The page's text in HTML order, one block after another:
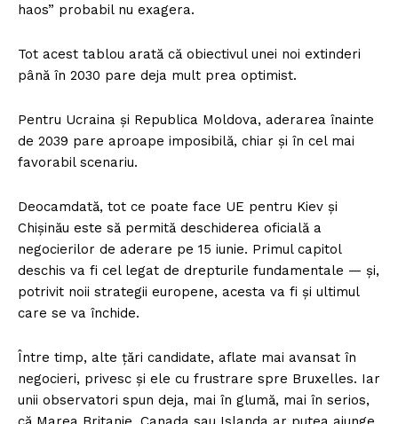
haos” probabil nu exagera.
Tot acest tablou arată că obiectivul unei noi extinderi
până în 2030 pare deja mult prea optimist.
Pentru Ucraina și Republica Moldova, aderarea înainte
de 2039 pare aproape imposibilă, chiar și în cel mai
favorabil scenariu.
Deocamdată, tot ce poate face UE pentru Kiev și
Chișinău este să permită deschiderea oficială a
negocierilor de aderare pe 15 iunie. Primul capitol
deschis va fi cel legat de drepturile fundamentale — și,
potrivit noii strategii europene, acesta va fi și ultimul
care se va închide.
Între timp, alte țări candidate, aflate mai avansat în
negocieri, privesc și ele cu frustrare spre Bruxelles. Iar
unii observatori spun deja, mai în glumă, mai în serios,